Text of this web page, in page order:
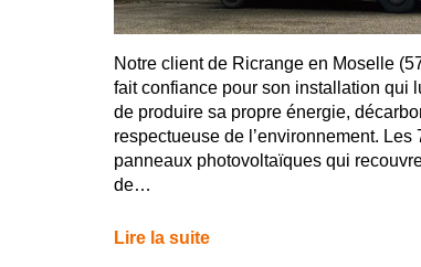
Notre client de Ricrange en Moselle
fait confiance pour son installation qui
de produire sa propre énergie,
respectueuse de l’environnement. Les
panneaux photovoltaïques qui
de…
Lire la suite